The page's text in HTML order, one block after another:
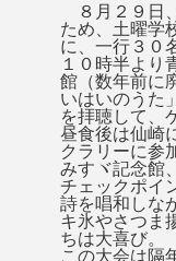
８月２９日
ため、土曜学
に、一行３０
１０時半より
館（数年前に
いはいのうた
を拝聴して、
昼食後は仙崎
クラリーに参
みすヾ記念館
チェックポイ
詩を唱和しな
キ氷やさつま
ちは大喜び。
この大会は隔